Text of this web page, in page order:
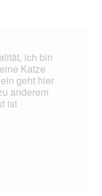
ich bin
Katze
geht hier
anderem
ist